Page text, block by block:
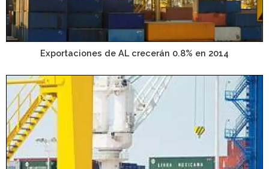
Exportaciones de AL crecerán 0.8% en 2014